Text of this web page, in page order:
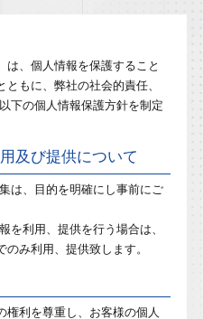
は、個人情報を保護すること
もに、弊社の社会的責任、
下の個人情報保護方針を制定
及び提供について
は、目的を明確にし事前にご
を利用、提供を行う場合は、
み利用、提供致します。
権利を尊重し、お客様の個人